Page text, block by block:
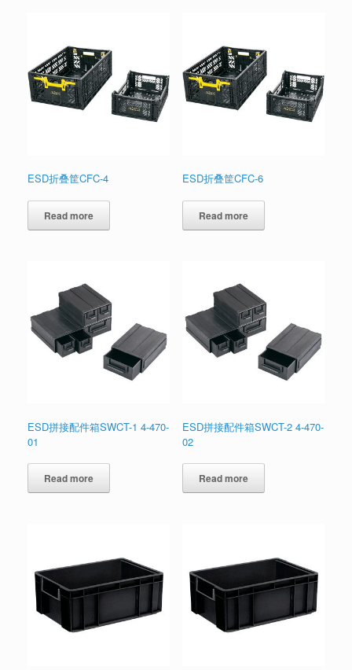
ESD折叠筐CFC-4
Read more
ESD折叠筐CFC-6
Read more
ESD拼接配件箱SWCT-1 4-470-
01
Read more
ESD拼接配件箱SWCT-2 4-470-
02
Read more